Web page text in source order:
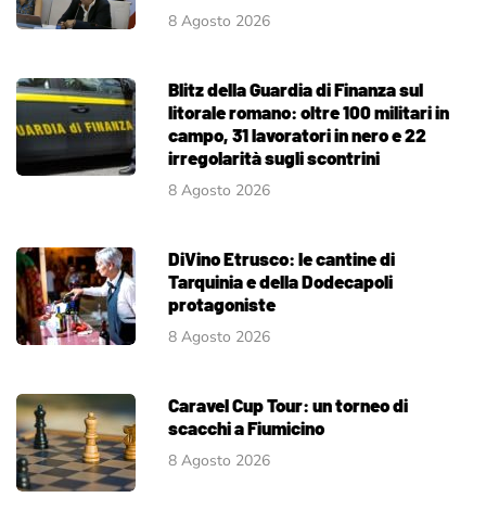
8 Agosto 2026
Blitz della Guardia di Finanza sul
litorale romano: oltre 100 militari in
campo, 31 lavoratori in nero e 22
irregolarità sugli scontrini
8 Agosto 2026
DiVino Etrusco: le cantine di
Tarquinia e della Dodecapoli
protagoniste
8 Agosto 2026
Caravel Cup Tour: un torneo di
scacchi a Fiumicino
8 Agosto 2026